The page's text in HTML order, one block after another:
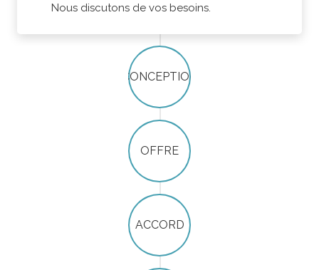
Nous discutons de vos besoins.
CONCEPTION
OFFRE
ACCORD